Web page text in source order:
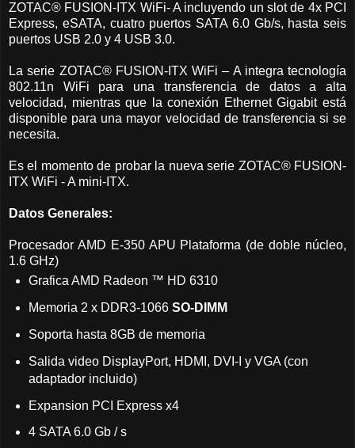
ZOTAC® FUSION-ITX WiFi- A incluyendo un slot de 4x PCI
Express, eSATA, cuatro puertos SATA 6.0 Gb/s, hasta seis
puertos USB 2.0 y 4 USB 3.0.
La serie ZOTAC® FUSION-ITX WiFi – A integra tecnología
802.11n WiFi para una transferencia de datos a alta
velocidad, mientras que la conexión Ethernet Gigabit está
disponible para una mayor velocidad de transferencia si se
necesita.
Es el momento de probar la nueva serie ZOTAC® FUSION-
ITX WiFi - A mini-ITX.
Datos Generales:
Procesador AMD E-350 APU Plataforma (de doble núcleo,
1.6 GHz)
Grafica AMD Radeon ™ HD 6310
Memoria 2 x DDR3-1066 SO-DIMM
Soporta hasta 8GB de memoria
Salida video DisplayPort, HDMI, DVI-I y VGA (con
adaptador incluido)
Expansion PCI Express x4
4 SATA 6.0 Gb / s